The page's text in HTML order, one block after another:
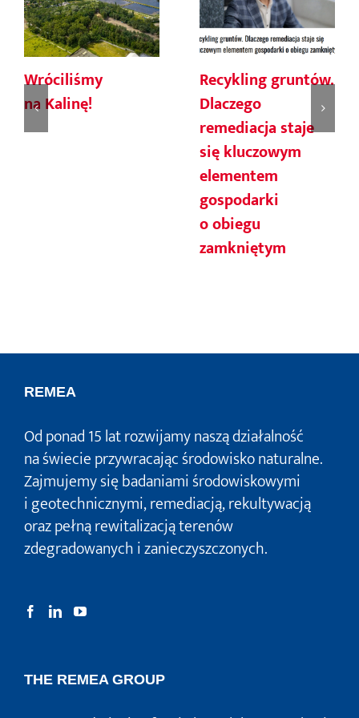
Wróciliśmy
na Kalinę!
Recykling gruntów.
Dlaczego
remediacja staje
się kluczowym
elementem
gospodarki
o obiegu
zamkniętym
REMEA
Od ponad 15 lat rozwijamy naszą działalność
na świecie przywracając środowisko naturalne.
Zajmujemy się badaniami środowiskowymi
i geotechnicznymi, remediacją, rekultywacją
oraz pełną rewitalizacją terenów
zdegradowanych i zanieczyszczonych.
THE REMEA GROUP